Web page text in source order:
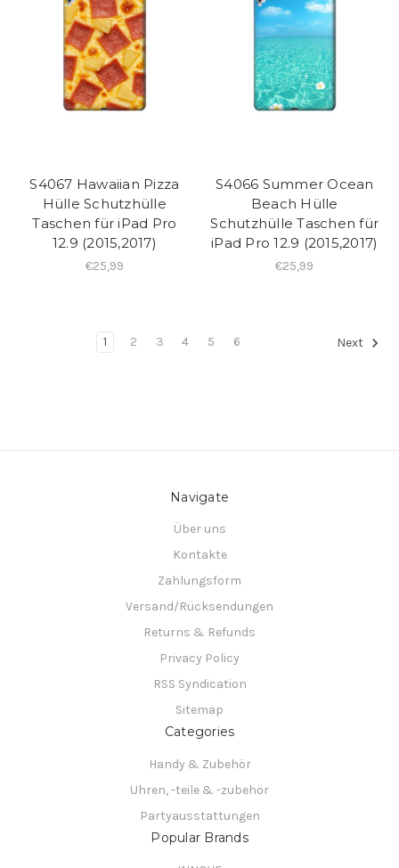
S4067 Hawaiian Pizza
Hülle Schutzhülle
Taschen für iPad Pro
12.9 (2015,2017)
€25,99
S4066 Summer Ocean
Beach Hülle
Schutzhülle Taschen für
iPad Pro 12.9 (2015,2017)
€25,99
1 2 3 4 5 6 Next
Navigate
Über uns
Kontakte
Zahlungsform
Versand/Rücksendungen
Returns & Refunds
Privacy Policy
RSS Syndication
Sitemap
Categories
Handy & Zubehör
Uhren, -teile & -zubehör
Partyausstattungen
Popular Brands